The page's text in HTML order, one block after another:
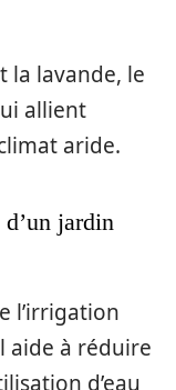
la lavande, le
allient
aride.
jardin
l’irrigation
aide à réduire
d’eau